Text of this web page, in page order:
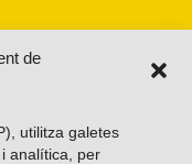
de
utilitza galetes
analítica, per